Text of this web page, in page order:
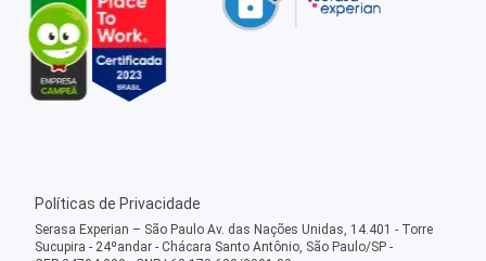
Políticas de Privacidade
Serasa Experian – São Paulo Av. das Nações Unidas, 14.401 - Torre
Sucupira - 24ºandar - Chácara Santo Antônio, São Paulo/SP -